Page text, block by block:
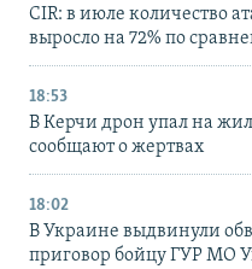
CIR: в июле количество
выросло на 72% по
18:53
В Керчи дрон упал на
сообщают о жертвах
18:02
В Украине выдвинули
приговор бойцу ГУР МО